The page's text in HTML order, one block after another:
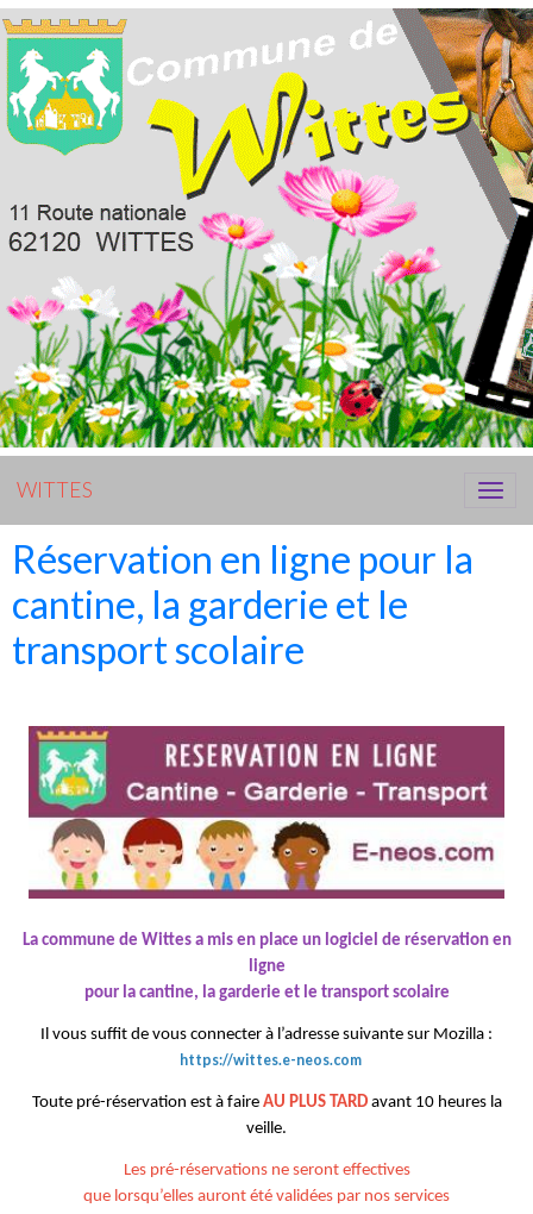
WITTES
Réservation en ligne pour la
cantine, la garderie et le
transport scolaire
La commune de Wittes a mis en place un logiciel de réservation en
ligne
pour la cantine, la garderie et le transport scolaire
Il vous suffit de vous connecter à l’adresse suivante sur Mozilla :
https://wittes.e-neos.com
Toute pré-réservation est à faire AU PLUS TARDavant 10 heures la
veille.
Les pré-réservations ne seront effectives
que lorsqu’elles auront été validées par nos services